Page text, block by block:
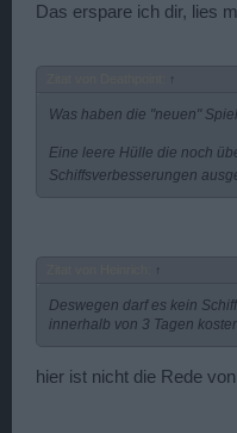
Das erspare ich dir, lies
↑
Was haben die "neuen"
Eine leere Hülle die noch
Schiffsverbesserungen
↑
Deswegen darf es kein
innerhalb von 3 Tagen
hier ist nicht die Rede